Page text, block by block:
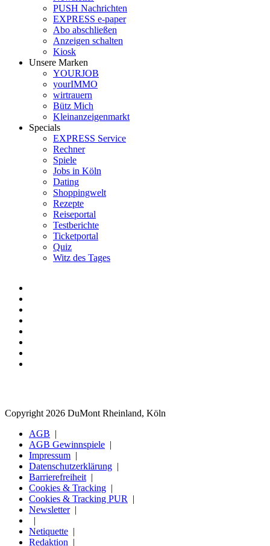
PUSH Nachrichten
EXPRESS e-paper
Abo abschließen
Anzeigen schalten
Kiosk
Unsere Marken
YOURJOB
yourIMMO
wirtrauern
Bütz Mich
Kleinanzeigenmarkt
Specials
EXPRESS Service
Rechner
Spiele
Jobs in Köln
Dating
Shoppingwelt
Rezepte
Reiseportal
Testberichte
Ticketportal
Quiz
Witz des Tages
Copyright 2026 DuMont Rheinland, Köln
AGB
AGB Gewinnspiele
Impressum
Datenschutzerklärung
Barrierefreiheit
Cookies & Tracking
Cookies & Tracking PUR
Newsletter
Netiquette
Redaktion